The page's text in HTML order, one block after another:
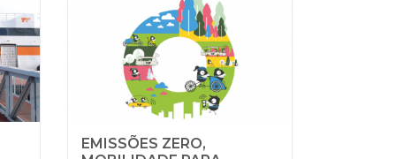
EMISSÕES ZERO,